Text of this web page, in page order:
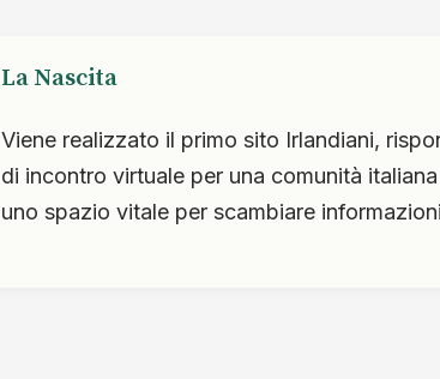
La Nascita
Viene realizzato il primo sito Irlandiani,
di incontro virtuale per una comunità
uno spazio vitale per scambiare